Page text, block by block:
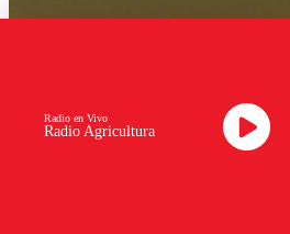
Radio Agricultura
Radio en Vivo